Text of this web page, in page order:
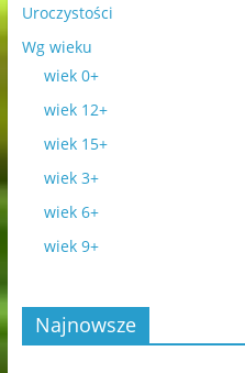
Uroczystości
Wg wieku
wiek 0+
wiek 12+
wiek 15+
wiek 3+
wiek 6+
wiek 9+
Najnowsze